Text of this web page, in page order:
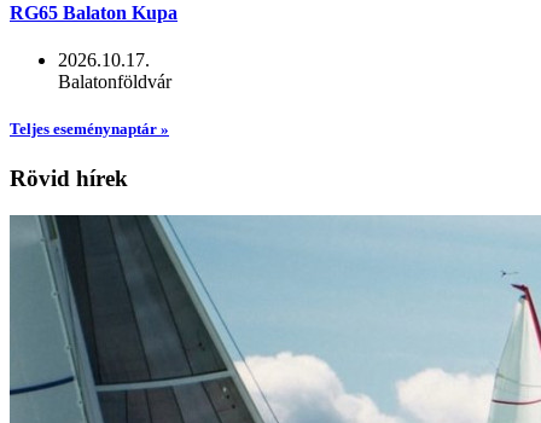
RG65 Balaton Kupa
2026.10.17.
Balatonföldvár
Teljes eseménynaptár »
Rövid hírek